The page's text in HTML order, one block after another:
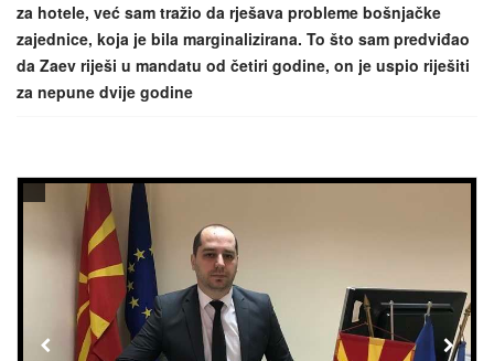
za hotele, već sam tražio da rješava probleme bošnjačke
zajednice, koja je bila marginalizirana. To što sam predviđao
da Zaev riješi u mandatu od četiri godine, on je uspio riješiti
za nepune dvije godine